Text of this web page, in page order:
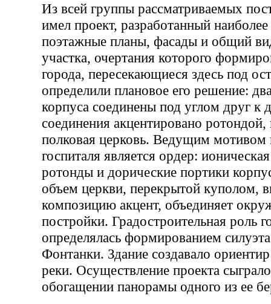
Из всей группы рассматриваемых
имел проект, разработанный
поэтажные планы, фасады и общий
участка, очертания которого
города, пересекающиеся здесь под
определили плановое его решение:
корпуса соединены под углом друг к
соединения акцентировано ротондой,
полковая церковь. Ведущим мотивом
госпиталя является ордер:
ротонды и дорические портики
объем церкви, перекрытой куполом,
композицию акцент, объединяет
постройки. Градостроительная роль
определялась формированием
Фонтанки. Здание создавало
реки. Осуществление проекта
обогащении панорамы одного из ее